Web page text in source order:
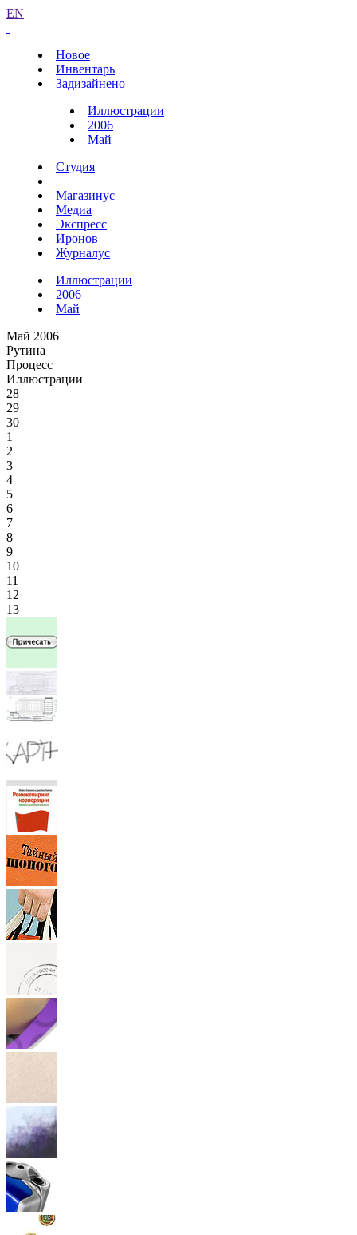
EN
Новое
Инвентарь
Задизайнено
Иллюстрации
2006
Май
Студия
Магазинус
Медиа
Экспресс
Иронов
Журналус
Иллюстрации
2006
Май
Май 2006
Рутина
Процесс
Иллюстрации
28
29
30
1
2
3
4
5
6
7
8
9
10
11
12
13